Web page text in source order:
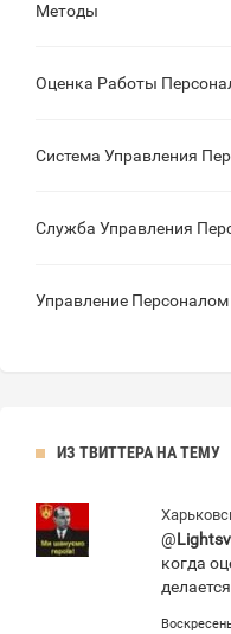
Методы
Оценка Работы
Система Управления
Служба Управления
Управление Персоналом
ИЗ ТВИТТЕРА НА ТЕМУ
@
когда